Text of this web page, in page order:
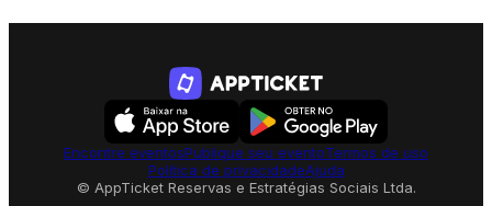
© AppTicket Reservas e Estratégias Sociais Ltda.
Encontre eventosPublique seu eventoTermos de uso
Política de privacidadeAjuda